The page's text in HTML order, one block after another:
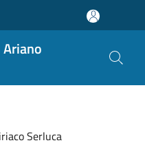
Serluca